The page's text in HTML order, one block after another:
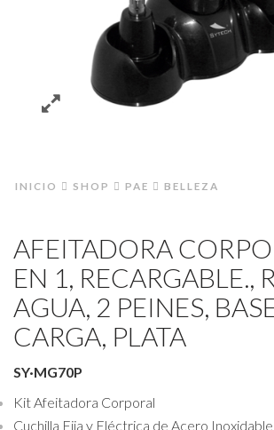
INICIO SHOP PAE BELLEZA
AFEITADORA
EN 1, RECARGABLE.,
AGUA, 2 PEINES,
CARGA, PLATA
SY·MG70P
Kit Afeitadora Corporal
Cuchilla Fija y Eléctrica de Acero Inoxidable